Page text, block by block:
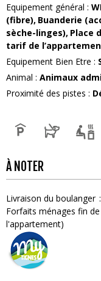
Equipement général :
(fibre) Buanderie
sèche-linges) Place
tarif de
Equipement Bien Etre :
Animal : Animaux
Proximité des pistes :
À NOTER
Livraison du boulanger
Forfaits ménages fin
l'appartement)